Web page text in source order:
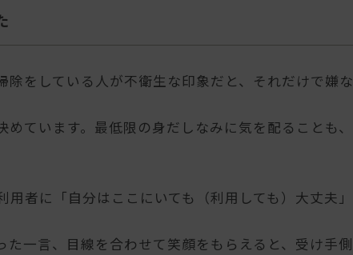
をしている人が不衛生な印象だと、それだけで嫌な
ています。最低限の身だしなみに気を配ることも、
者に「自分はここにいても（利用しても）大丈夫」
た一言、目線を合わせて笑顔をもらえると、受け手側